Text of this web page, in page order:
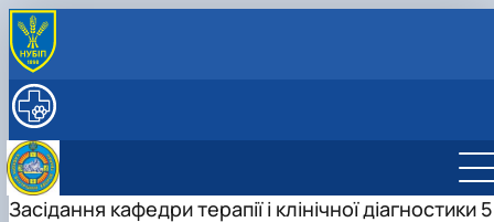
ПРО КАФЕДРУ
СПІВРОБІТНИКИ
Допоміжний персонал
НАУКОВА ДІЯЛЬНІСТЬ
Студентський науковий гурток з "Клінічної
Засідання кафедри терапії і клінічної діагностики 5